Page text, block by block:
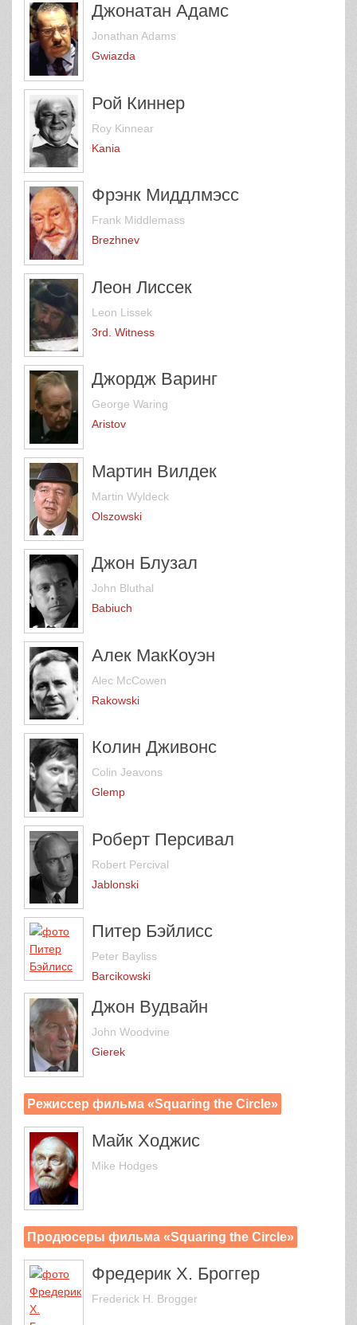
Джонатан Адамс
Jonathan Adams
Gwiazda
Рой Киннер
Roy Kinnear
Kania
Фрэнк Миддлмэсс
Frank Middlemass
Brezhnev
Леон Лиссек
Leon Lissek
3rd. Witness
Джордж Варинг
George Waring
Aristov
Мартин Вилдек
Martin Wyldeck
Olszowski
Джон Блузал
John Bluthal
Babiuch
Алек МакКоуэн
Alec McCowen
Rakowski
Колин Дживонс
Colin Jeavons
Glemp
Роберт Персивал
Robert Percival
Jablonski
Питер Бэйлисс
Peter Bayliss
Barcikowski
Джон Вудвайн
John Woodvine
Gierek
Режиссер фильма «Squaring the Circle»
Майк Ходжис
Mike Hodges
Продюсеры фильма «Squaring the Circle»
Фредерик Х. Броггер
Frederick H. Brogger